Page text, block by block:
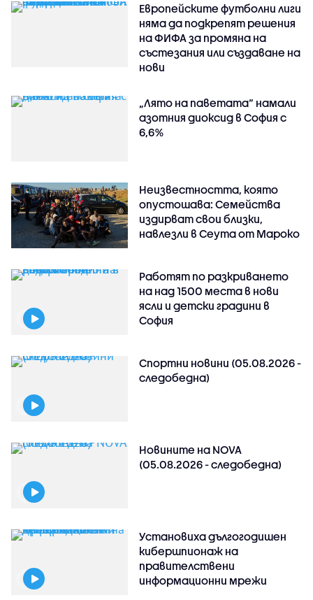
Европейските футболни лиги
няма да подкрепят решения
на ФИФА за промяна на
състезания или създаване на
нови
„Лято на паветата“ намали
азотния диоксид в София с
6,6%
Неизвестността, която
опустошава: Семейства
издирват свои близки,
навлезли в Сеута от Мароко
Работят по разкриването
на над 1500 места в нови
ясли и детски градини в
София
Спортни новини (05.08.2026 -
следобедна)
Новините на NOVA
(05.08.2026 - следобедна)
Установиха дългогодишен
кибершпионаж на
правителствени
информационни мрежи